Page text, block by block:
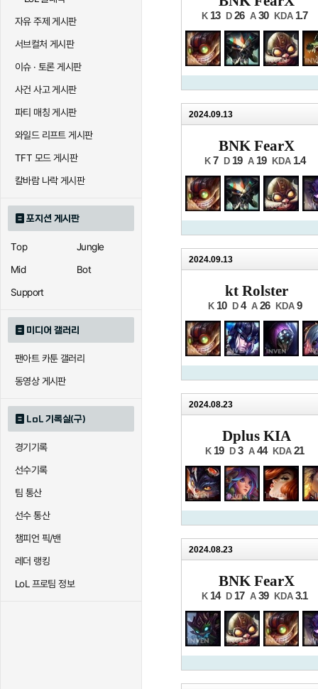
자유 주제 게시판
서브컬처 게시판
이슈 · 토론 게시판
사건 사고 게시판
파티 매칭 게시판
와일드 리프트 게시판
TFT 모드 게시판
칼바람 나락 게시판
포지션 게시판
Top
Jungle
Mid
Bot
Support
미디어 갤러리
팬아트 카툰 갤러리
동영상 게시판
LoL 기록실(구)
경기기록
선수기록
팀 통산
선수 통산
챔피언 픽/밴
레더 랭킹
LoL 프로팀 정보
K 13 D 26 A 30 KDA 1.7
2024.09.13
BNK FearX
K 7 D 19 A 19 KDA 1.4
2024.09.13
kt Rolster
K 10 D 4 A 26 KDA 9
2024.08.23
Dplus KIA
K 19 D 3 A 44 KDA 21
2024.08.23
BNK FearX
K 14 D 17 A 39 KDA 3.1